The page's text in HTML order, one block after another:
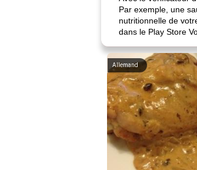
Par exemple, une
nutritionnelle de
dans le Play Store
Allemand